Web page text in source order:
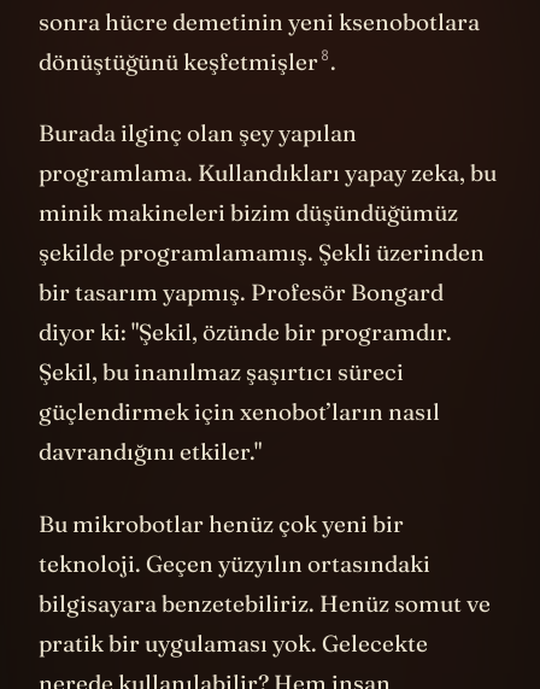
sonra hücre demetinin yeni ksenobotlara
dönüştüğünü keşfetmişler8.
Burada ilginç olan şey yapılan
programlama. Kullandıkları yapay zeka, bu
minik makineleri bizim düşündüğümüz
şekilde programlamamış. Şekli üzerinden
bir tasarım yapmış. Profesör Bongard
diyor ki: "Şekil, özünde bir programdır.
Şekil, bu inanılmaz şaşırtıcı süreci
güçlendirmek için xenobot’ların nasıl
davrandığını etkiler."
Bu mikrobotlar henüz çok yeni bir
teknoloji. Geçen yüzyılın ortasındaki
bilgisayara benzetebiliriz. Henüz somut ve
pratik bir uygulaması yok. Gelecekte
nerede kullanılabilir? Hem insan